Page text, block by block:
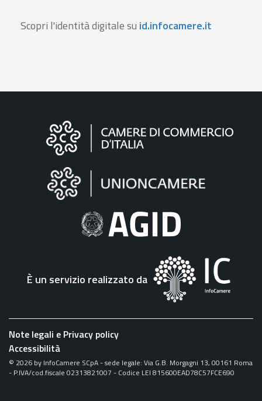
Scopri l'identità digitale su id.infocamere.it
Informazioni
"Fattura
Elettronica"
È un servizio realizzato da
Note legali e Privacy policy
Accessibilità
© 2026 by InfoCamere SCpA - sede legale: Via G.B. Morgagni 13, 00161 Roma
- P.IVA/cod.fiscale 02313821007 - Codice LEI 815600EAD78C57FCE690